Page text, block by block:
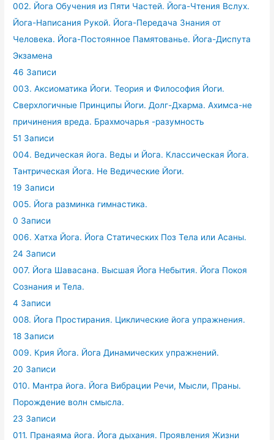
002. Йога Обучения из Пяти Частей. Йога-Чтения Вслух.
Йога-Написания Рукой. Йога-Передача Знания от
Человека. Йога-Постоянное Памятованье. Йога-Диспута
Экзамена
46 Записи
003. Аксиоматика Йоги. Теория и Философия Йоги.
Сверхлогичные Принципы Йоги. Долг-Дхарма. Ахимса-не
причинения вреда. Брахмочарья -разумность
51 Записи
004. Ведическая йога. Веды и Йога. Классическая Йога.
Тантрическая Йога. Не Ведические Йоги.
19 Записи
005. Йога разминка гимнастика.
0 Записи
006. Хатха Йога. Йога Статических Поз Тела или Асаны.
24 Записи
007. Йога Шавасана. Высшая Йога Небытия. Йога Покоя
Сознания и Тела.
4 Записи
008. Йога Простирания. Циклические йога упражнения.
18 Записи
009. Крия Йога. Йога Динамических упражнений.
20 Записи
010. Мантра йога. Йога Вибрации Речи, Мысли, Праны.
Порождение волн смысла.
23 Записи
011. Пранаяма йога. Йога дыхания. Проявления Жизни